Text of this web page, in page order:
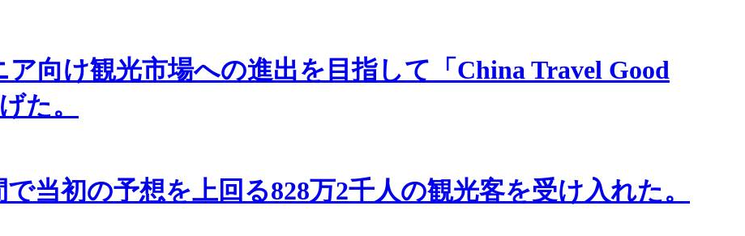
向け観光市場への進出を目指して「China Travel Good
た。
当初の予想を上回る828万2千人の観光客を受け入れた。